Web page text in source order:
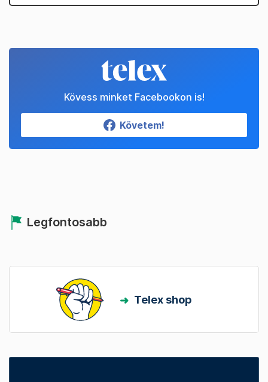
Kövess minket Facebookon is!
Követem!
Legfontosabb
Telex shop